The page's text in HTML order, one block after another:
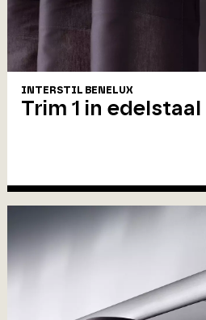
INTERSTIL BENELUX
Trim 1 in edelstaal